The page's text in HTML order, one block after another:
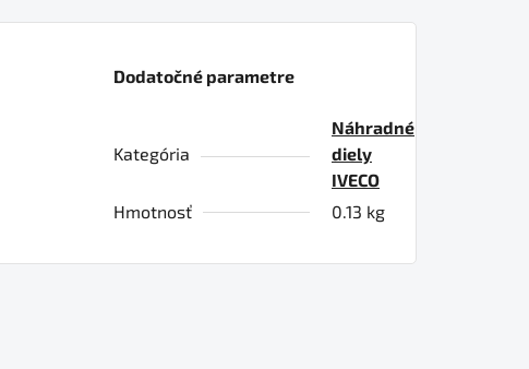
Dodatočné parametre
Kategória
Náhradné
diely
IVECO
Hmotnosť
0.13 kg